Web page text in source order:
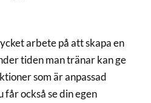
arbete på att skapa en
tiden man tränar kan ge
som är anpassad
också se din egen